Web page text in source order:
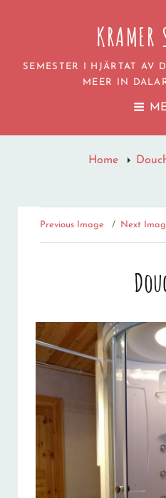
KRAMER
SEMESTER I HJÄRTAT AV
MEER IN
Home
Previous Image Next